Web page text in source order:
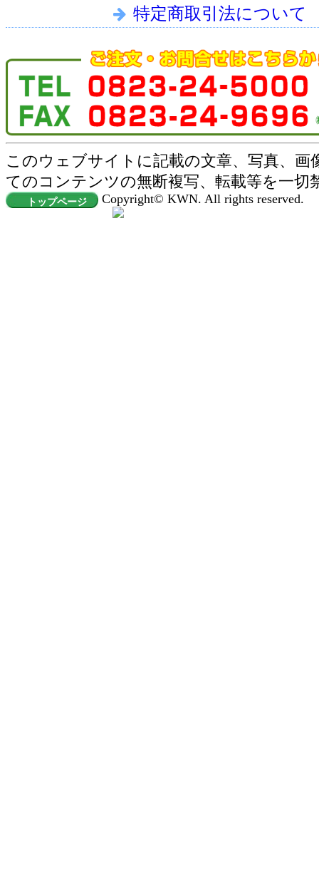
特定商取引法について
このウェブサイトに記載の文章、写真、画
てのコンテンツの無断複写、転載等を一切
トップページ Copyright© KWN. All rights reserved.